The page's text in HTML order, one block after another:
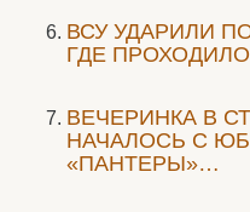
ВСУ УДАРИЛИ
ГДЕ
ВЕЧЕРИНКА В
НАЧАЛОСЬ С
«ПАНТЕРЫ»…